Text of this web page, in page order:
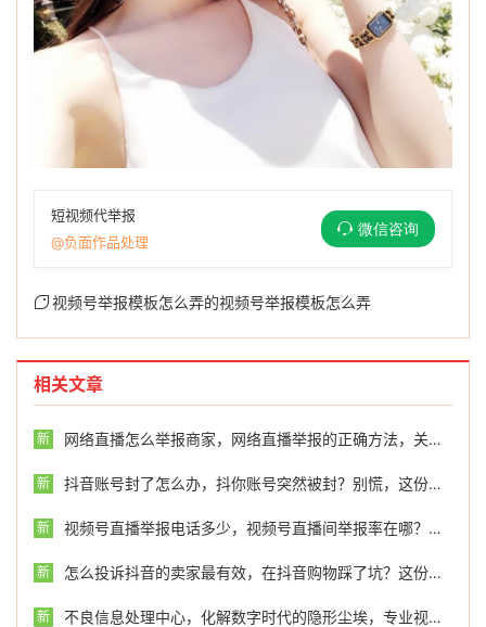
短视频代举报
@负面作品处理
微信咨询
视频号举报模板怎么弄的视频号举报模板怎么弄
相关文章
新 网络直播怎么举报商家，网络直播举报的正确方法，关键时刻如何维护权益
新 抖音账号封了怎么办，抖你账号突然被封？别慌，这份冷静自救指南请收好
新 视频号直播举报电话多少，视频号直播间举报率在哪？一个数字背后的冷与暖
新 怎么投诉抖音的卖家最有效，在抖音购物踩了坑？这份卖家投诉指南请收好，必要时可找外援
新 不良信息处理中心，化解数字时代的隐形尘埃，专业视角下的不良信息处理之道